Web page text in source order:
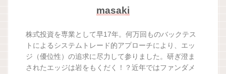
masaki
株式投資を専業として早17年。何万回ものバックテス
トによるシステムトレード的アプローチにより、エッ
ジ（優位性）の追求に尽力して参りました。研ぎ澄ま
されたエッジは岩をもくだく！？近年ではファンダメ